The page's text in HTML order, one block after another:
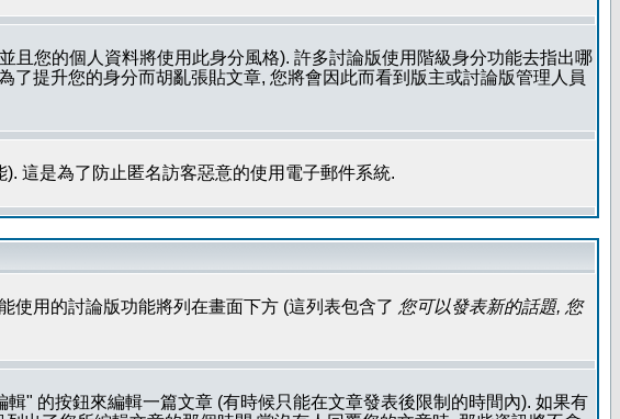
您的個人資料將使用此身分風格). 許多討論版使用階級身分功能去指出哪
提升您的身分而胡亂張貼文章, 您將會因此而看到版主或討論版管理人員
這是為了防止匿名訪客惡意的使用電子郵件系統.
使用的討論版功能將列在畫面下方 (這列表包含了 您可以發表新的話題, 您
" 的按鈕來編輯一篇文章 (有時候只能在文章發表後限制的時間內). 如果有